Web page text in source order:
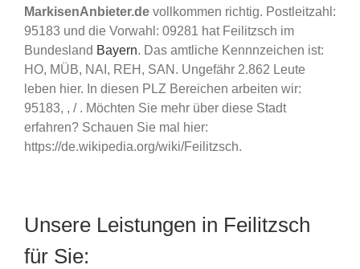
MarkisenAnbieter.de vollkommen richtig. Postleitzahl:
95183 und die Vorwahl: 09281 hat Feilitzsch im
Bundesland Bayern. Das amtliche Kennnzeichen ist:
HO, MÜB, NAI, REH, SAN. Ungefähr 2.862 Leute
leben hier. In diesen PLZ Bereichen arbeiten wir:
95183, , / . Möchten Sie mehr über diese Stadt
erfahren? Schauen Sie mal hier:
https://de.wikipedia.org/wiki/Feilitzsch.
Unsere Leistungen in Feilitzsch
für Sie: